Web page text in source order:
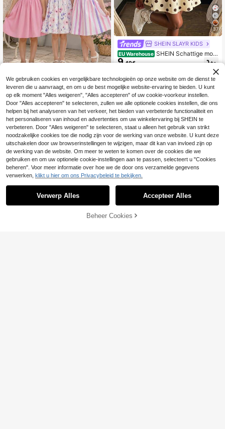
3 stuks/set Zomerse casual comfort
abele jurk voor jonge meisjes, spag
hettibandjes minimalistisch gestree
pt & bloemenprint + effen roze 3-de
lige set, knoopdecoratie, zoete mod
ieuze dagelijkse jurk voor meisjes,
geschikt voor vakantie, feest, thuis,
buitenactiviteiten, strand, cadeau
22.20€
37
SHEIN SLAYR KIDS
EU Warehouse SHEIN Schattige modi
euze jurk met polkadotenprint en h
9.49€
TOEVOEGEN AAN WINKELWAGEN
We gebruiken cookies en vergelijkbare technologieën op onze website om de dienst te
leveren die u aanvraagt, en om u de best mogelijke website-ervaring te bieden. U kunt
op elk moment "Alles weigeren", "Alles accepteren" of uw cookie-voorkeur instellen.
Door "Alles accepteren" te selecteren, zullen we alle optionele cookies instellen, die ons
helpen bij het analyseren van het verkeer, het bieden van verbeterde functionaliteit en
het personaliseren van inhoud en advertenties om uw winkelervaring bij SHEIN te
verbeteren. Door "Alles weigeren" te selecteren, staat u alleen het gebruik van strikt
noodzakelijke cookies toe die nodig zijn voor de werking van onze website. U kunt deze
uitschakelen door uw browserinstellingen te wijzigen, maar dit kan van invloed zijn op
de werking van de website. Om meer te weten te komen over de cookies die we
gebruiken en om uw optionele cookie-instellingen aan te passen, selecteert u "Cookies
beheren". Voor meer informatie over hoe we de door ons verzamelde gegevens
verwerken, klikt u hier om ons Privacybeleid te bekijken.
Verwerp Alles Accepteer Alles
Beheer Cookies